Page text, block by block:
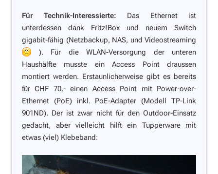
Für Technik-Interessierte: Das Ethernet ist
unterdessen dank Fritz!Box und neuem Switch
gigabit-fähig (Netzbackup, NAS, und Videostreaming
). Für die WLAN-Versorgung der unteren
Haushälfte musste ein Access Point draussen
montiert werden. Erstaunlicherweise gibt es bereits
für CHF 70.- einen Access Point mit Power-over-
Ethernet (PoE) inkl. PoE-Adapter (Modell TP-Link
901ND). Der ist zwar nicht für den Outdoor-Einsatz
gedacht, aber vielleicht hilft ein Tupperware mit
etwas (viel) Klebeband: